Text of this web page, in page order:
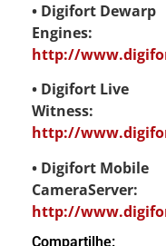
• Digifort Dewarp
Engines:
http://
• Digifort Live
Witness:
http://
• Digifort Mobile
CameraServer:
http://
Compartilhe: